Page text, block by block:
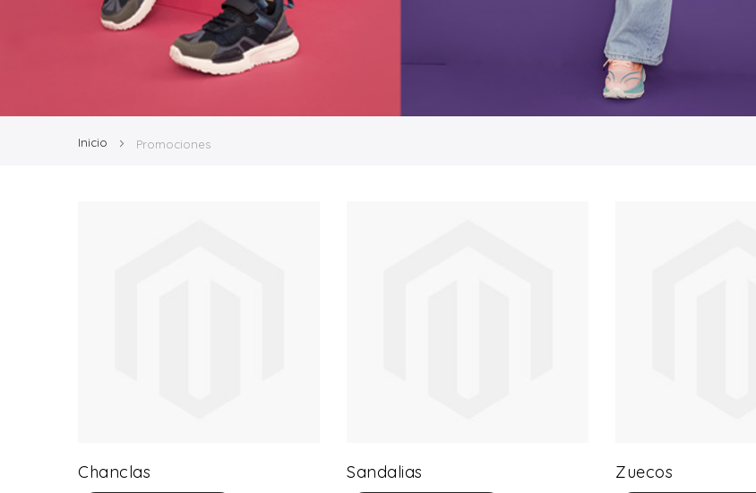
Inicio Promociones
Chanclas Sandalias Zuecos